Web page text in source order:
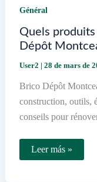
Général
Quels
Dépôt
User2 | 28 de mars de
Brico Dépôt
construction, outils,
conseils pour
Quels
produits
Leer más »